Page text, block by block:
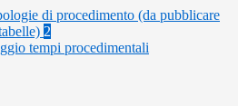
di procedimento (da pubblicare
2
tempi procedimentali